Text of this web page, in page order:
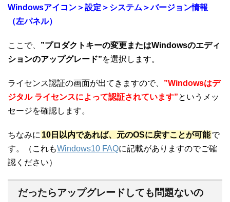
Windowsアイコン＞設定＞システム＞バージョン情報
（左パネル）
ここで、 ”プロダクトキーの変更またはWindowsのエディ
ションのアップグレード”を選択します。
ライセンス認証の画面が出てきますので、 ”Windowsはデ
ジタル ライセンスによって認証されています”というメッ
セージを確認します。
ちなみに 10日以内であれば、元のOSに戻すことが可能で
す。（これもWindows10 FAQに記載がありますのでご確
認ください）
だったらアップグレードしても問題ないの